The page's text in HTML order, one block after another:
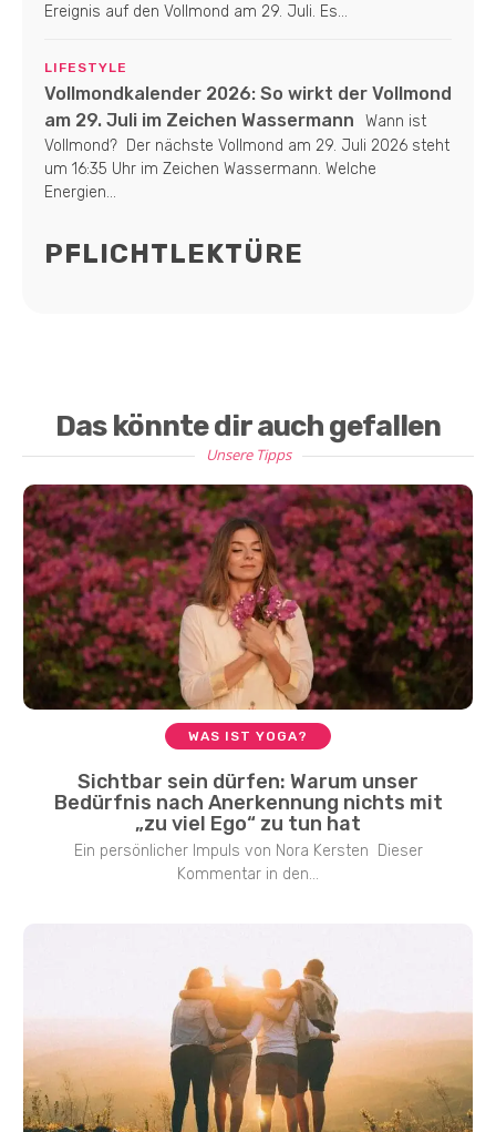
Ereignis auf den Vollmond am 29. Juli. Es...
LIFESTYLE
Vollmondkalender 2026: So wirkt der Vollmond
am 29. Juli im Zeichen Wassermann
Wann ist
Vollmond? Der nächste Vollmond am 29. Juli 2026 steht
um 16:35 Uhr im Zeichen Wassermann. Welche
Energien...
PFLICHTLEKTÜRE
Das könnte dir auch gefallen
Unsere Tipps
WAS IST YOGA?
Sichtbar sein dürfen: Warum unser
Bedürfnis nach Anerkennung nichts mit
„zu viel Ego“ zu tun hat
Ein persönlicher Impuls von Nora Kersten Dieser
Kommentar in den...